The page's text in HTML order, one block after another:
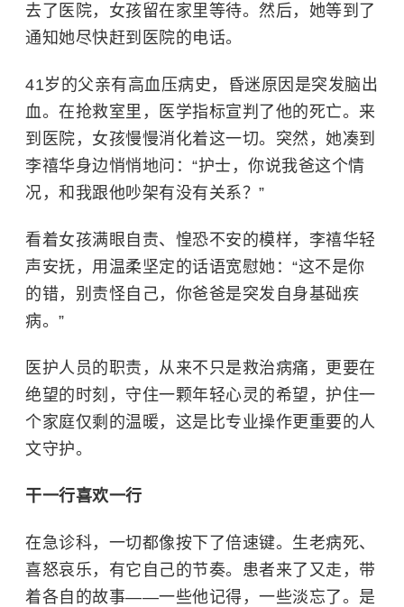
去了医院，女孩留在家里等待。然后，她等到了
通知她尽快赶到医院的电话。
41岁的父亲有高血压病史，昏迷原因是突发脑出
血。在抢救室里，医学指标宣判了他的死亡。来
到医院，女孩慢慢消化着这一切。突然，她凑到
李禧华身边悄悄地问：“护士，你说我爸这个情
况，和我跟他吵架有没有关系？”
看着女孩满眼自责、惶恐不安的模样，李禧华轻
声安抚，用温柔坚定的话语宽慰她：“这不是你
的错，别责怪自己，你爸爸是突发自身基础疾
病。”
医护人员的职责，从来不只是救治病痛，更要在
绝望的时刻，守住一颗年轻心灵的希望，护住一
个家庭仅剩的温暖，这是比专业操作更重要的人
文守护。
干一行喜欢一行
在急诊科，一切都像按下了倍速键。生老病死、
喜怒哀乐，有它自己的节奏。患者来了又走，带
着各自的故事——一些他记得，一些淡忘了。是